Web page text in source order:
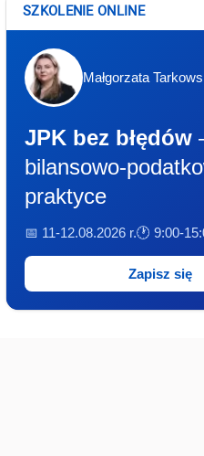
SZKOLENIE ONLINE
Małgorzata
JPK bez błędów
bilansowo-
praktyce
📅 11-12.08.2026 r.🕐 9:00-
Zapisz się